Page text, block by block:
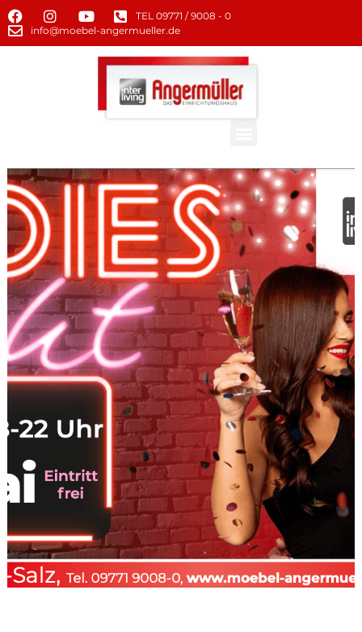
TEL 09771 / 9008 - 0
info@moebel-angermueller.de